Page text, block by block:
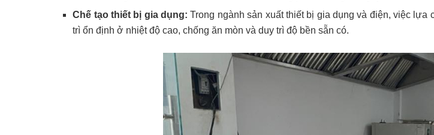
Chế tạo thiết bị gia dụng: Trong ngành sản xuất thiết bị gia dụng và điện, việc
trì ổn định ở nhiệt độ cao, chống ăn mòn và duy trì độ bền sẵn có.